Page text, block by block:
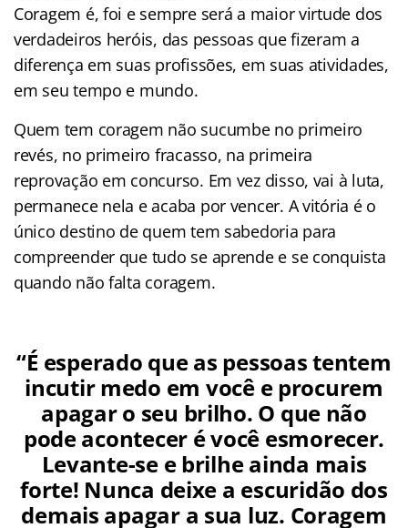
Coragem é, foi e sempre será a maior virtude dos
verdadeiros heróis, das pessoas que fizeram a
diferença em suas profissões, em suas atividades,
em seu tempo e mundo.
Quem tem coragem não sucumbe no primeiro
revés, no primeiro fracasso, na primeira
reprovação em concurso. Em vez disso, vai à luta,
permanece nela e acaba por vencer. A vitória é o
único destino de quem tem sabedoria para
compreender que tudo se aprende e se conquista
quando não falta coragem.
“É esperado que as pessoas tentem
incutir medo em você e procurem
apagar o seu brilho. O que não
pode acontecer é você esmorecer.
Levante-se e brilhe ainda mais
forte! Nunca deixe a escuridão dos
demais apagar a sua luz. Coragem